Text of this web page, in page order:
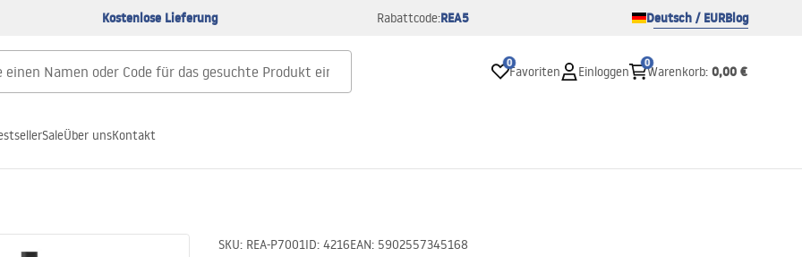
Kostenlose Lieferung Rabattcode:REA5 Deutsch / EURBlog
0
Favoriten Einloggen
0
Warenkorb: 0,00 €
SaleÜber unsKontakt
SKU: REA-P7001ID: 4216EAN: 5902557345168